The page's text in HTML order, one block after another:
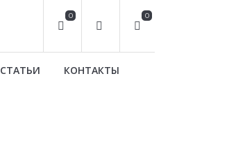
0 0
СТАТЬИ КОНТАКТЫ